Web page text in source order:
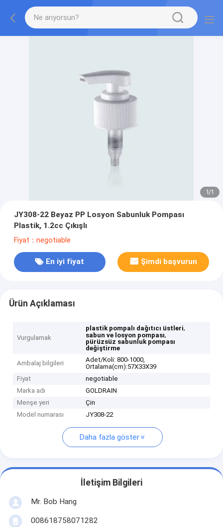
1/1
JY308-22 Beyaz PP Losyon Sabunluk Pompası
Plastik, 1.2cc Çıkışlı
Fiyat：negotiable
En iyi fiyat Şimdi başvurun
Ürün Açıklaması
Vurgulamak
plastik pompalı dağıtıcı üstleri,
sabun ve losyon pompası,
pürüzsüz sabunluk pompası
değiştirme
Ambalaj bilgileri
Adet/Koli: 800-1000,
Ortalama(cm):57X33X39
Fiyat
negotiable
Marka adı
GOLDRAIN
Menşe yeri
Çin
Model numarası
JY308-22
Daha fazla göster
İletişim Bilgileri
Mr. Bob Hang
008618758071282